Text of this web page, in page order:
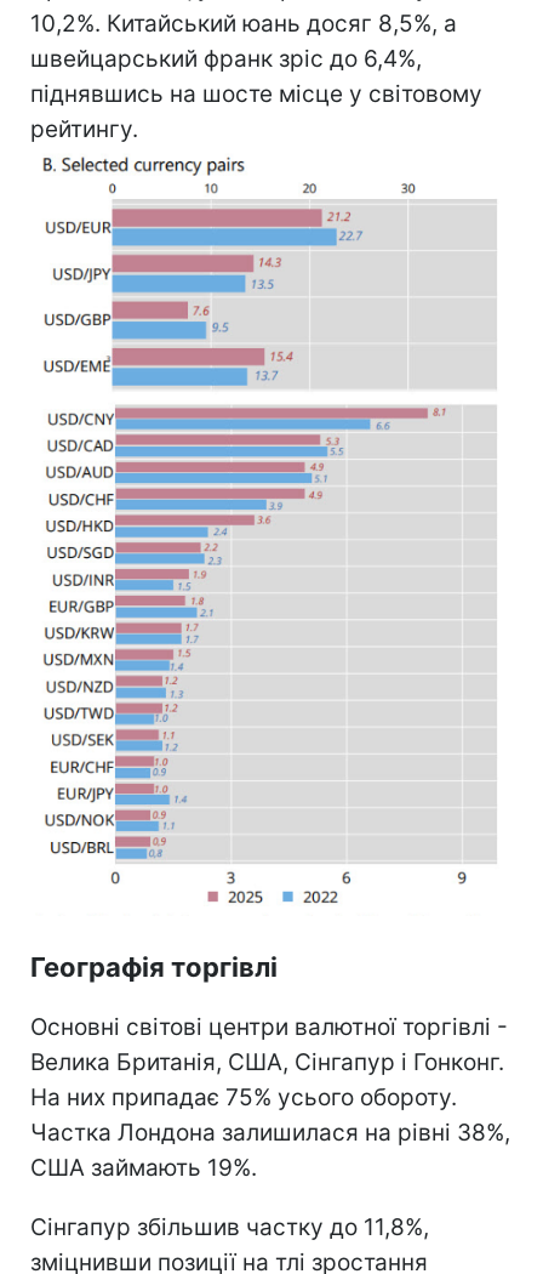
10,2%. Китайський юань досяг 8,5%, а
швейцарський франк зріс до 6,4%,
піднявшись на шосте місце у світовому
рейтингу.
Географія торгівлі
Основні світові центри валютної торгівлі -
Велика Британія, США, Сінгапур і Гонконг.
На них припадає 75% усього обороту.
Частка Лондона залишилася на рівні 38%,
США займають 19%.
Сінгапур збільшив частку до 11,8%,
зміцнивши позиції на тлі зростання